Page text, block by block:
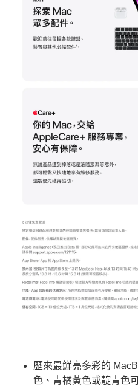
歷來最鮮亮多彩的
色、青橘黃色或靛青色